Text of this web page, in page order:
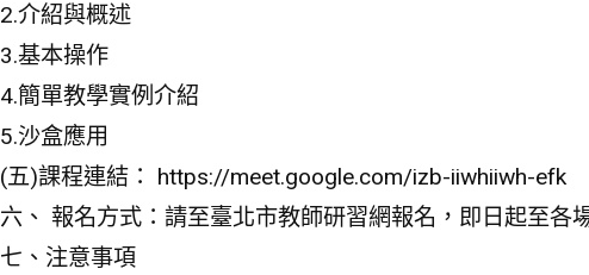
2.介紹與概述
3.基本操作
4.簡單教學實例介紹
5.沙盒應用
(五)課程連結： https://meet.google.com/izb-iiwhiiwh-efk
六、 報名方式：請至臺北市教師研習網報名，即日起至各
七、注意事項